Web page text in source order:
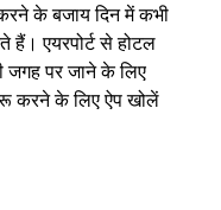
के बजाय दिन में कभी
हैं। एयरपोर्ट से होटल
जगह पर जाने के लिए
करने के लिए ऐप खोलें